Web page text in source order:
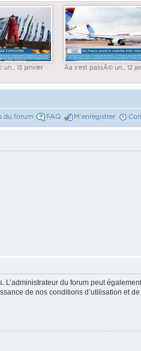
un... 13 janvier Ãa s'est passÃ© un... 12
du forum FAQ M’enregistrer
L’administrateur du forum peut
de nos conditions d’utilisation et de